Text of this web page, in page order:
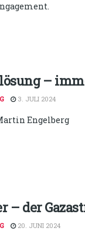
–
3. JULI 2024
Engelberg
– der
20. JUNI 2024